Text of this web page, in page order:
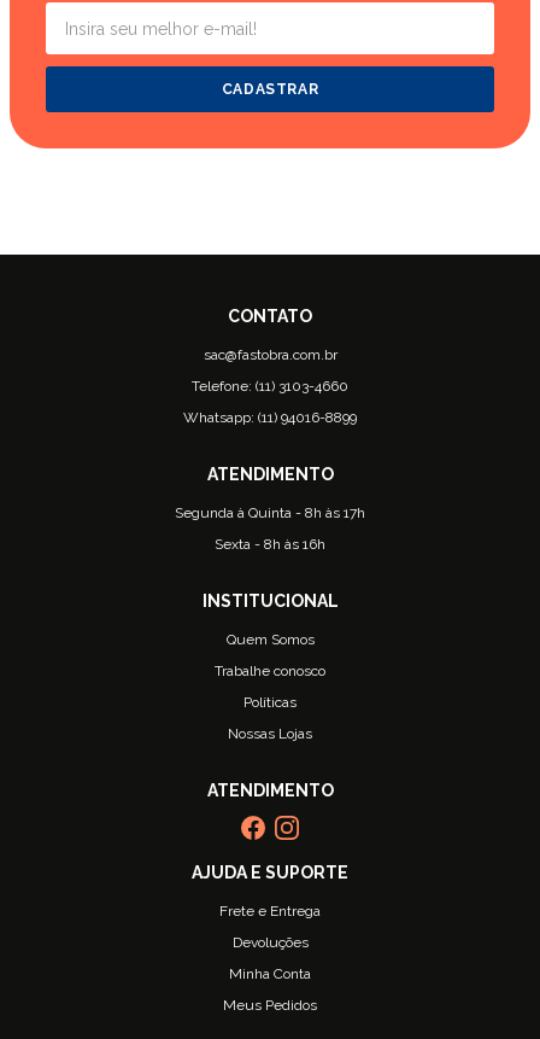
CADASTRAR
sac@fastobra.com.br
Telefone: (11) 3103-4660
Whatsapp: (11) 94016-8899
Segunda à Quinta - 8h às 17h
Sexta - 8h às 16h
Quem Somos
Trabalhe conosco
Políticas
Nossas Lojas
Frete e Entrega
Devoluções
Minha Conta
Meus Pedidos